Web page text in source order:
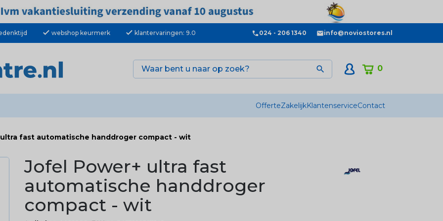
check webshop keurmerk check klantervaringen: 9.0 024 - 206 1340 info@noviostores.nl
0

OfferteZakelijkKlantenserviceContact
fast automatische handdroger compact - wit
Jofel Power+ ultra fast
automatische handdroger
compact - wit